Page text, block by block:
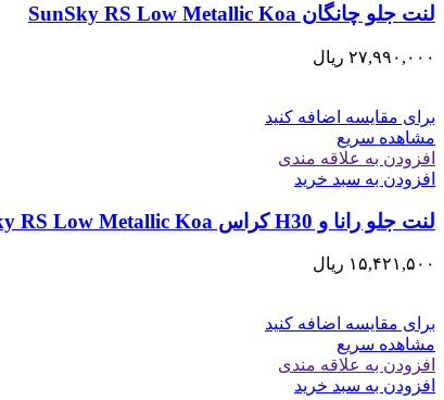
لنت جلو چانگان SunSky RS Low Metallic Koa
۲۷,۹۹۰,۰۰۰ ریال
برای مقایسه اضافه کنید
مشاهده سریع
افزودن به علاقه مندی
افزودن به سبد خرید
لنت جلو رانا و H30 کراس SunSky RS Low Metallic Koa
۱۵,۴۲۱,۵۰۰ ریال
برای مقایسه اضافه کنید
مشاهده سریع
افزودن به علاقه مندی
افزودن به سبد خرید